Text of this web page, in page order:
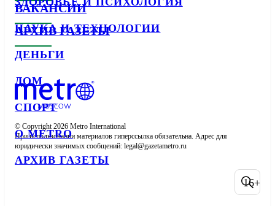
НАУКА И ТЕХНОЛОГИИ
ДЕНЬГИ
ДОМ
СПОРТ
О METRO
АРХИВ ГАЗЕТЫ
ВАКАНСИИ
АРХИВ ГАЗЕТЫ
© Copyright 2026 Metro International
При использовании материалов гиперссылка обязательна. Адрес для
юридически значимых сообщений:
16+